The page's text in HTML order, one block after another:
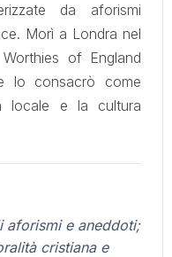
da aforismi
Morì a Londra nel
of England
lo consacrò come
locale e la cultura
aforismi e aneddoti;
cristiana e